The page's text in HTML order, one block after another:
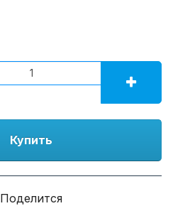
Купить
Поделится